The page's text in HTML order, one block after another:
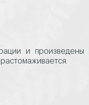
и произведены